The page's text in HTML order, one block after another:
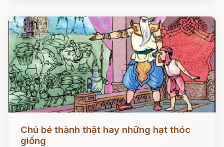
Chú bé thành thật hay những hạt thóc
giống